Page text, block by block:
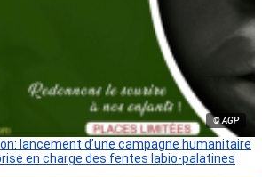
© AGP
lancement d’une campagne humanitaire
en charge des fentes labio-palatines